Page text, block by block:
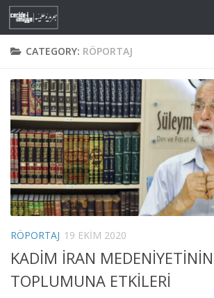
Skip to content
CATEGORY: RÖPORTAJ
RÖPORTAJ 19 EKIM 2020
KADİM İRAN
TOPLUMUNA ETKİLERİ